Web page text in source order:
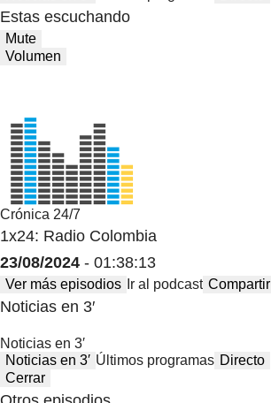
Estas escuchando
Mute
Volumen
Crónica 24/7
1x24: Radio Colombia
23/08/2024 - 01:38:13
Ver más episodios Ir al podcast Compartir
Noticias en 3′
Noticias en 3′
Noticias en 3′ Últimos programas Directo
Cerrar